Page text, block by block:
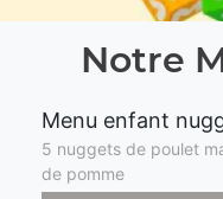
Notre
Menu enfant
5 nuggets de poulet
de pomme